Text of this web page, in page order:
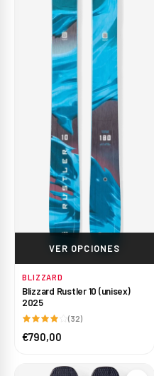
VER OPCIONES
BLIZZARD
Blizzard Rustler 10 (unisex)
2025
(32)
€790,00